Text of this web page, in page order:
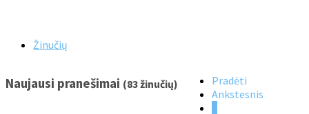
Žinučių
Naujausi pranešimai (83 žinučių)
Pradėti
Ankstesnis